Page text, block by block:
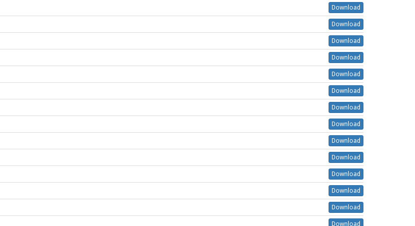
Download
Download
Download
Download
Download
Download
Download
Download
Download
Download
Download
Download
Download
Download